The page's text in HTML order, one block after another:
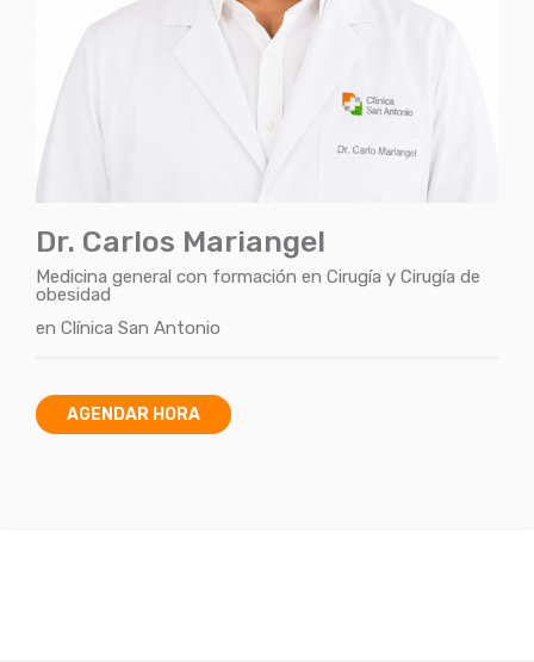
Dr. Carlos Mariangel
Medicina general con formación en Cirugía y Cirugía de
obesidad
en Clínica San Antonio
AGENDAR HORA